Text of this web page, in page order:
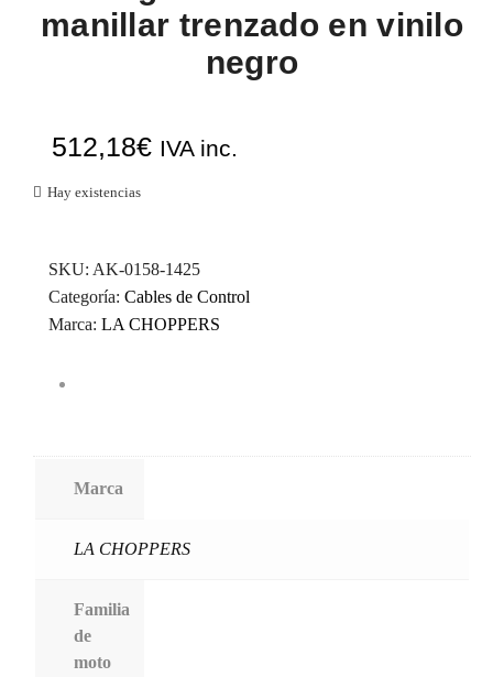
manillar trenzado en vinilo
negro
512,18€ IVA inc.
Hay existencias
SKU: AK-0158-1425
Categoría: Cables de Control
Marca: LA CHOPPERS
Marca
LA CHOPPERS
Familia
de
moto